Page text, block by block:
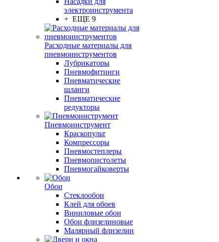
электроинструмента
+ ЕЩЕ 9
Расходные материалы для
пневмоинструментов
Лубрикаторы
Пневмофитинги
Пневматические
шланги
Пневматические
редукторы
Пневмоинструмент
Краскопульт
Компрессоры
Пневмостеплеры
Пневмопистолеты
Пневмогайковерты
Обои
Стеклообои
Клей для обоев
Виниловые обои
Обои флизелиновые
Малярный флизелин